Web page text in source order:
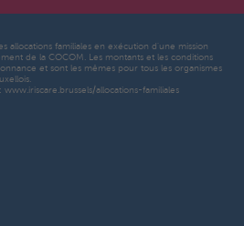
allocations familiales en exécution d'une mission
de la COCOM. Les montants et les conditions
et sont les mêmes pour tous les organismes
allocations-familiales